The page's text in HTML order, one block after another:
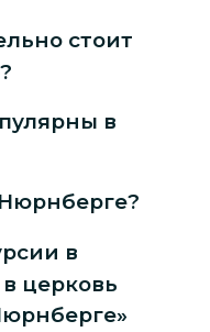
стоит
в
в
церковь